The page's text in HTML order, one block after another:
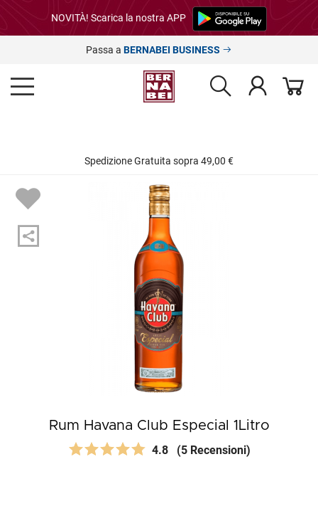
NOVITÀ! Scarica la nostra APP
Passa a BERNABEI BUSINESS
Spedizione Gratuita sopra 49,00 €
Rum Havana Club Especial 1Litro
4.8 (5 Recensioni)